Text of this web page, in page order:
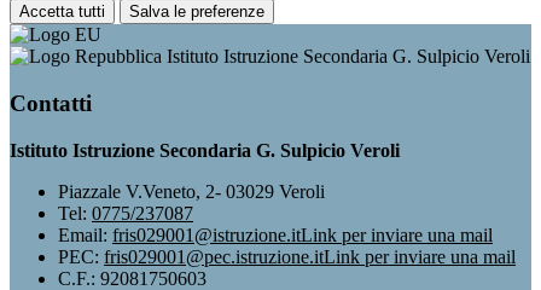
Accetta tutti Salva le preferenze
Istituto Istruzione Secondaria G. Sulpicio Veroli
Contatti
Istituto Istruzione Secondaria G. Sulpicio Veroli
Piazzale V.Veneto, 2- 03029 Veroli
Tel: 0775/237087
Email: fris029001@istruzione.itLink per inviare una mail
PEC: fris029001@pec.istruzione.itLink per inviare una mail
C.F.: 92081750603